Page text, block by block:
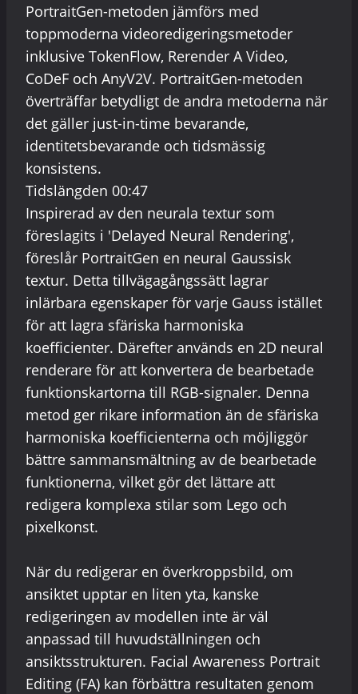
PortraitGen-metoden jämförs med
toppmoderna videoredigeringsmetoder
inklusive TokenFlow, Rerender A Video,
CoDeF och AnyV2V. PortraitGen-metoden
överträffar betydligt de andra metoderna när
det gäller just-in-time bevarande,
identitetsbevarande och tidsmässig
konsistens.
Tidslängden 00:47
Inspirerad av den neurala textur som
föreslagits i 'Delayed Neural Rendering',
föreslår PortraitGen en neural Gaussisk
textur. Detta tillvägagångssätt lagrar
inlärbara egenskaper för varje Gauss istället
för att lagra sfäriska harmoniska
koefficienter. Därefter används en 2D neural
renderare för att konvertera de bearbetade
funktionskartorna till RGB-signaler. Denna
metod ger rikare information än de sfäriska
harmoniska koefficienterna och möjliggör
bättre sammansmältning av de bearbetade
funktionerna, vilket gör det lättare att
redigera komplexa stilar som Lego och
pixelkonst.
När du redigerar en överkroppsbild, om
ansiktet upptar en liten yta, kanske
redigeringen av modellen inte är väl
anpassad till huvudställningen och
ansiktsstrukturen. Facial Awareness Portrait
Editing (FA) kan förbättra resultaten genom